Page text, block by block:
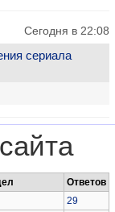
Сегодня в 22:08
сериала
Ответов
29